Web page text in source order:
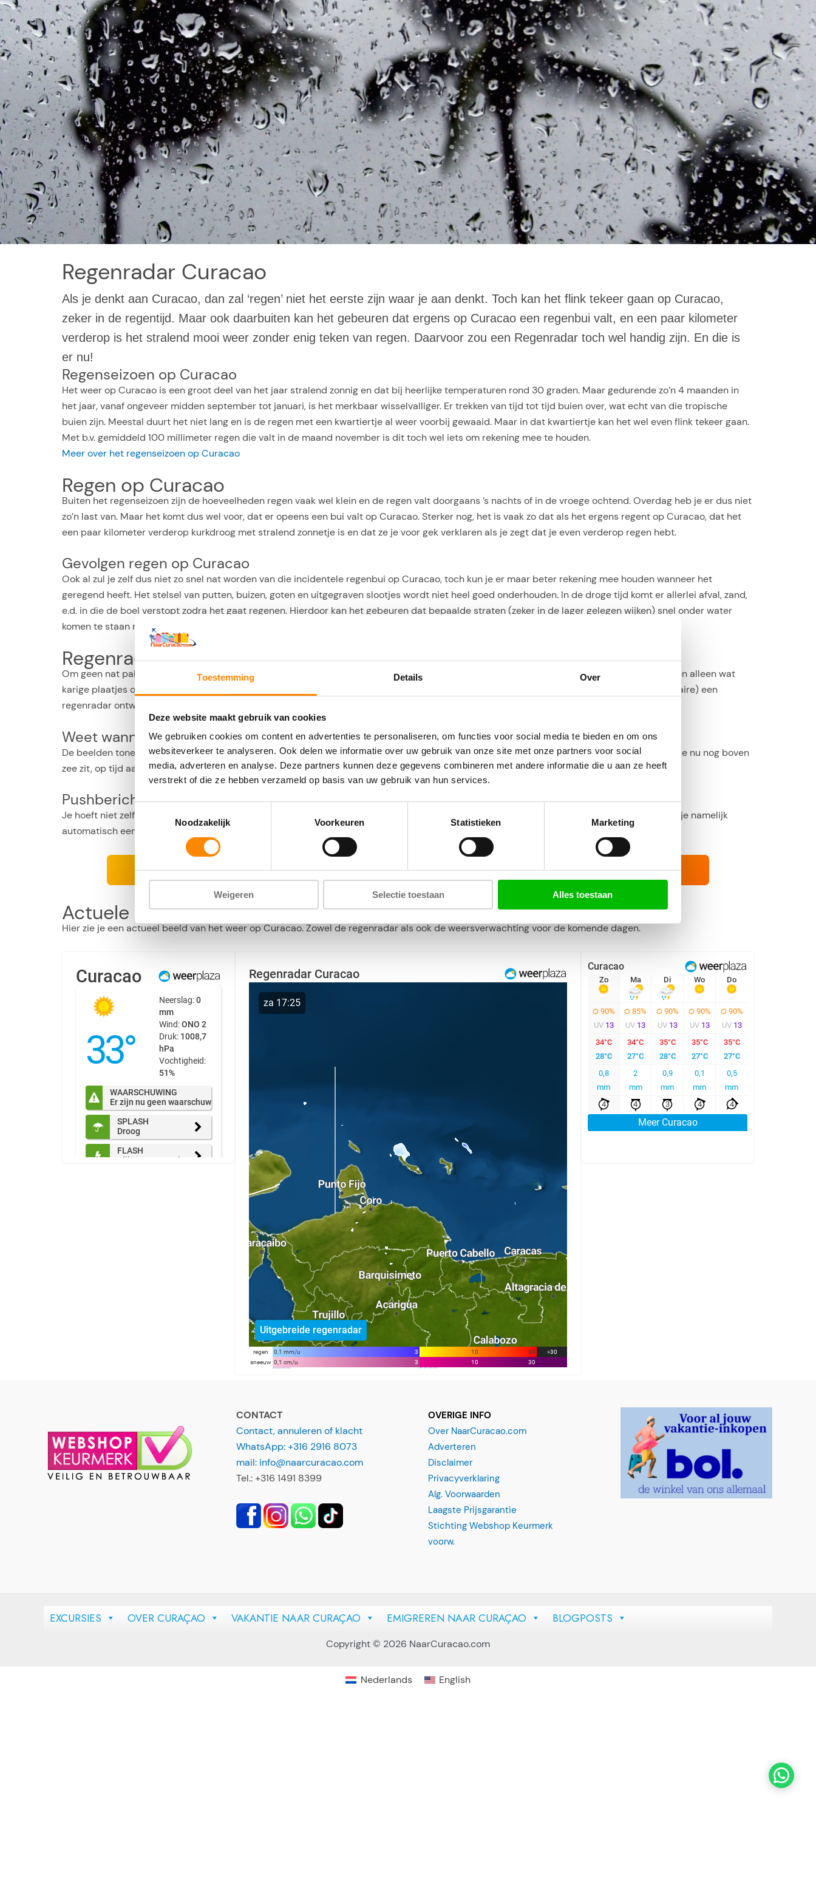
Toestemming Details Over
Deze website maakt gebruik van cookies
We gebruiken cookies om content en advertenties te personaliseren, om functies voor social media te bieden en om ons
websiteverkeer te analyseren. Ook delen we informatie over uw gebruik van onze site met onze partners voor social
media, adverteren en analyse. Deze partners kunnen deze gegevens combineren met andere informatie die u aan ze heeft
verstrekt of die ze hebben verzameld op basis van uw gebruik van hun services.
Noodzakelijk
Voorkeuren Statistieken Marketing
Weigeren Selectie toestaan Alles toestaan
Regenradar Curacao
Als je denkt aan Curacao, dan zal ‘regen’ niet het eerste zijn waar je aan denkt. Toch kan het flink tekeer gaan op Curacao,
zeker in de regentijd. Maar ook daarbuiten kan het gebeuren dat ergens op Curacao een regenbui valt, en een paar kilometer
verderop is het stralend mooi weer zonder enig teken van regen. Daarvoor zou een Regenradar toch wel handig zijn. En die is
er nu!
Regenseizoen op Curacao
Het weer op Curacao is een groot deel van het jaar stralend zonnig en dat bij heerlijke temperaturen rond 30 graden. Maar gedurende zo’n 4 maanden in
het jaar, vanaf ongeveer midden september tot januari, is het merkbaar wisselvalliger. Er trekken van tijd tot tijd buien over, wat echt van die tropische
buien zijn. Meestal duurt het niet lang en is de regen met een kwartiertje al weer voorbij gewaaid. Maar in dat kwartiertje kan het wel even flink tekeer gaan.
Met b.v. gemiddeld 100 millimeter regen die valt in de maand november is dit toch wel iets om rekening mee te houden.
Meer over het regenseizoen op Curacao
Regen op Curacao
Buiten het regenseizoen zijn de hoeveelheden regen vaak wel klein en de regen valt doorgaans ’s nachts of in de vroege ochtend. Overdag heb je er dus niet
zo’n last van. Maar het komt dus wel voor, dat er opeens een bui valt op Curacao. Sterker nog, het is vaak zo dat als het ergens regent op Curacao, dat het
een paar kilometer verderop kurkdroog met stralend zonnetje is en dat ze je voor gek verklaren als je zegt dat je even verderop regen hebt.
Gevolgen regen op Curacao
Ook al zul je zelf dus niet zo snel nat worden van die incidentele regenbui op Curacao, toch kun je er maar beter rekening mee houden wanneer het
geregend heeft. Het stelsel van putten, buizen, goten en uitgegraven slootjes wordt niet heel goed onderhouden. In de droge tijd komt er allerlei afval, zand,
e.d. in die de boel verstopt zodra het gaat regenen. Hierdoor kan het gebeuren dat bepaalde straten (zeker in de lager gelegen wijken) snel onder water
komen te staan na een paar flinke buien.
Regenradar Curacao, eindelijk!
Om geen nat pak te krijgen, kijkt in Nederland iedereen naar een Regenradar. Voor Curacao was dat tot voor kort niet goed mogelijk. Er waren alleen wat
karige plaatjes op internet, zonder beweging of andere functies.
heeft daarom speciaal voor Curacao (en ook voor Aruba en Bonaire) een
regenradar ontwikkeld om alle buien goed in beeld te brengen.
Weet wanneer en waar de regen valt
De beelden tonen natuurlijk de buien van dit moment, maar ook waar de regen in de komende 2 uur naar toe trekt. Zo zie je dus ook regen die nu nog boven
zee zit, op tijd aankomen. Handig als je nog even snel ergens naar toe wilt!
Pushbericht bij regen
Je hoeft niet zelf naar de Regenradar te kijken om tijdig te weten dat het gaat regenen. In de
) krijgt je namelijk
automatisch een pushbericht als er regen of onweer dreigt. Ook dat is echt nieuw voor het Caribisch gebied.
Weerplaza Android Weerplaza iPhone
Actuele weerbericht Curacao
Hier zie je een actueel beeld van het weer op Curacao. Zowel de regenradar als ook de weersverwachting voor de komende dagen.
CONTACT
Contact, annuleren of klacht
WhatsApp: +316 2916 8073
mail: info@naarcuracao.com
Tel.: +316 1491 8399
OVERIGE INFO
Over NaarCuracao.com
Adverteren
Disclaimer
Privacyverklaring
Alg. Voorwaarden
Laagste Prijsgarantie
Stichting Webshop Keurmerk
voorw.
EXCURSIES OVER CURAÇAO VAKANTIE NAAR CURAÇAO EMIGREREN NAAR CURAÇAO BLOGPOSTS
Copyright © 2026 NaarCuracao.com
Nederlands English